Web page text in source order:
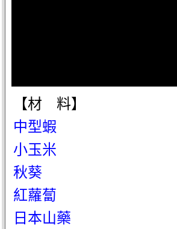
【材 料】
中型蝦
小玉米
秋葵
紅蘿蔔
日本山藥